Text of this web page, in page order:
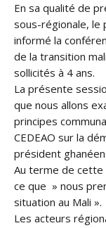
En sa qualité de
sous-régionale, le
informé la
de la transition
sollicités à 4 ans.
La présente
que nous allons
principes
CEDEAO sur la
président ghanéen.
Au terme de cette
ce que » nous
situation au Mali ».
Les acteurs